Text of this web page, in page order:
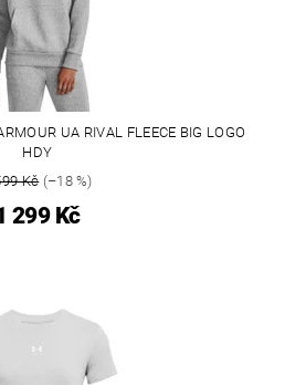
UA RIVAL FLEECE BIG LOGO
HDY
Kč(–18 %)
299 Kč